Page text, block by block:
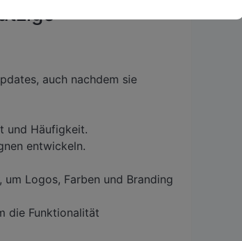
auch nachdem sie
und Häufigkeit.
entwickeln.
Logos, Farben und Branding
die Funktionalität